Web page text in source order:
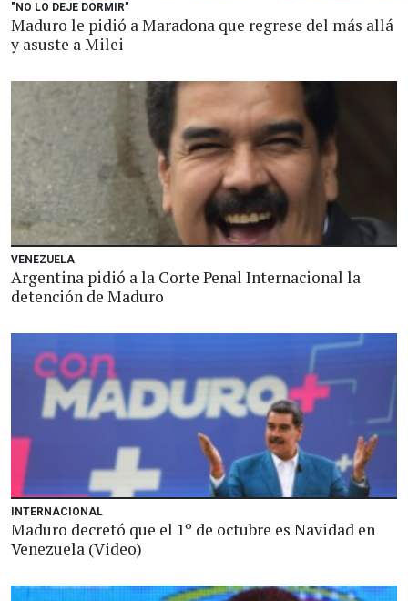
"NO LO DEJE DORMIR"
Maduro le pidió a Maradona que regrese del más allá
y asuste a Milei
VENEZUELA
Argentina pidió a la Corte Penal Internacional la
detención de Maduro
INTERNACIONAL
Maduro decretó que el 1º de octubre es Navidad en
Venezuela (Video)